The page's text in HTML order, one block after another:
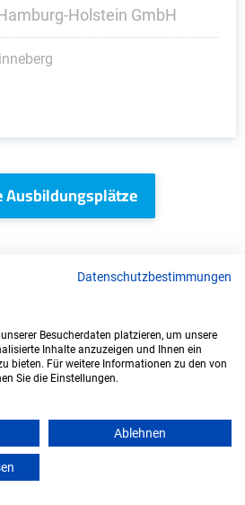
Holstein GmbH
Ausbildungsplätze
- Ausbildungsplätze
Datenschutzbestimmungen
Besucherdaten platzieren, um unsere
Inhalte anzuzeigen und Ihnen ein
bieten. Für weitere Informationen zu den von
Sie die Einstellungen.
Ablehnen